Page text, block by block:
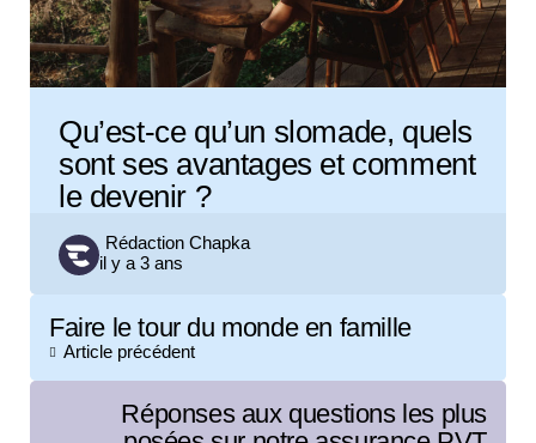
Qu’est-ce qu’un slomade, quels
sont ses avantages et comment
le devenir ?
Posted
by
Rédaction Chapka
il y a 3 ans
Post
navigation
Faire le tour du monde en famille
Article précédent
Réponses aux questions les plus